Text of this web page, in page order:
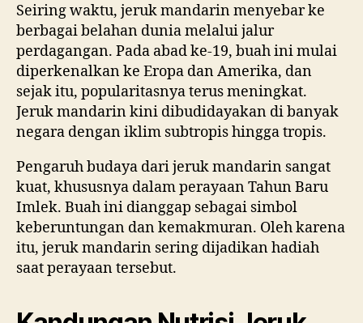
Seiring waktu, jeruk mandarin menyebar ke
berbagai belahan dunia melalui jalur
perdagangan. Pada abad ke-19, buah ini mulai
diperkenalkan ke Eropa dan Amerika, dan
sejak itu, popularitasnya terus meningkat.
Jeruk mandarin kini dibudidayakan di banyak
negara dengan iklim subtropis hingga tropis.
Pengaruh budaya dari jeruk mandarin sangat
kuat, khususnya dalam perayaan Tahun Baru
Imlek. Buah ini dianggap sebagai simbol
keberuntungan dan kemakmuran. Oleh karena
itu, jeruk mandarin sering dijadikan hadiah
saat perayaan tersebut.